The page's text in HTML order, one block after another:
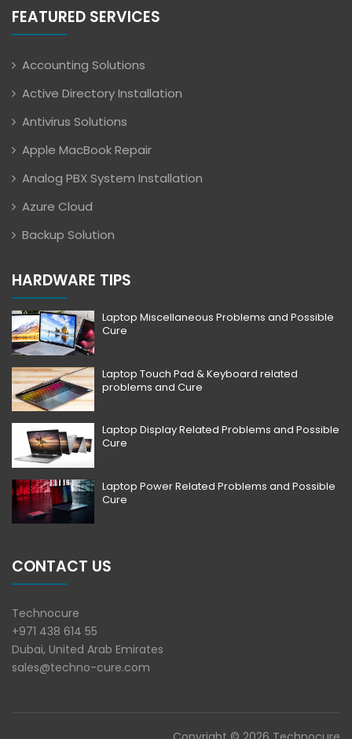
FEATURED SERVICES
Accounting Solutions
Active Directory Installation
Antivirus Solutions
Apple MacBook Repair
Analog PBX System Installation
Azure Cloud
Backup Solution
HARDWARE TIPS
Laptop Miscellaneous Problems and Possible
Cure
Laptop Touch Pad & Keyboard related
problems and Cure
Laptop Display Related Problems and Possible
Cure
Laptop Power Related Problems and Possible
Cure
CONTACT US
Technocure
+971 438 614 55
Dubai, United Arab Emirates
sales@techno-cure.com